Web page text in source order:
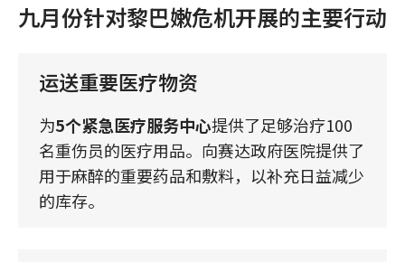
九月份针对黎巴嫩危机开展的主要行动
运送重要医疗物资
为5个紧急医疗服务中心提供了足够治疗100
名重伤员的医疗用品。向赛达政府医院提供了
用于麻醉的重要药品和敷料，以补充日益减少
的库存。